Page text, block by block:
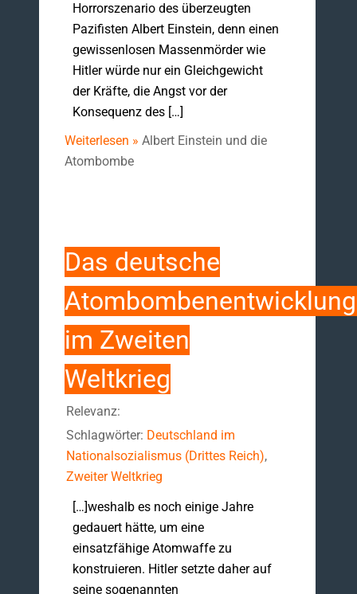
Horrorszenario des überzeugten
Pazifisten Albert Einstein, denn einen
gewissenlosen Massenmörder wie
Hitler würde nur ein Gleichgewicht
der Kräfte, die Angst vor der
Konsequenz des […]
Weiterlesen » Albert Einstein und die
Atombombe
Das deutsche
im Zweiten
Weltkrieg
Relevanz:
Schlagwörter: Deutschland im
Nationalsozialismus (Drittes Reich),
Zweiter Weltkrieg
[…]weshalb es noch einige Jahre
gedauert hätte, um eine
einsatzfähige Atomwaffe zu
konstruieren. Hitler setzte daher auf
seine sogenannten